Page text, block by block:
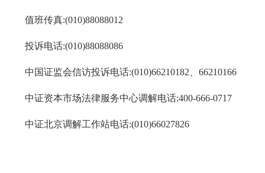
值班传真:(010)88088012
投诉电话:(010)88088086
中国证监会信访投诉电话:(010)66210182、66210166
中证资本市场法律服务中心调解电话:400-666-0717
中证北京调解工作站电话:(010)66027826